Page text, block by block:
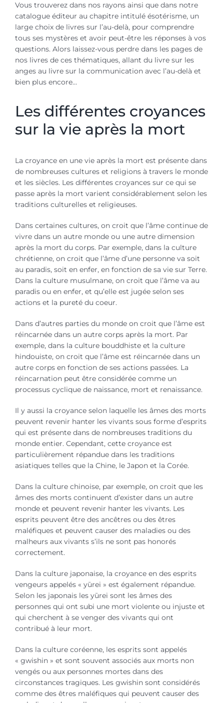
Vous trouverez dans nos rayons ainsi que dans notre
catalogue éditeur au chapitre intitulé ésotérisme, un
large choix de livres sur l’au-delà, pour comprendre
tous ses mystères et avoir peut-être les réponses à vos
questions. Alors laissez-vous perdre dans les pages de
nos livres de ces thématiques, allant du livre sur les
anges au livre sur la communication avec l’au-delà et
bien plus encore…
Les différentes croyances
sur la vie après la mort
La croyance en une vie après la mort est présente dans
de nombreuses cultures et religions à travers le monde
et les siècles. Les différentes croyances sur ce qui se
passe après la mort varient considérablement selon les
traditions culturelles et religieuses.
Dans certaines cultures, on croit que l’âme continue de
vivre dans un autre monde ou une autre dimension
après la mort du corps. Par exemple, dans la culture
chrétienne, on croit que l’âme d’une personne va soit
au paradis, soit en enfer, en fonction de sa vie sur Terre.
Dans la culture musulmane, on croit que l’âme va au
paradis ou en enfer, et qu’elle est jugée selon ses
actions et la pureté du coeur.
Dans d’autres parties du monde on croit que l’âme est
réincarnée dans un autre corps après la mort. Par
exemple, dans la culture bouddhiste et la culture
hindouiste, on croit que l’âme est réincarnée dans un
autre corps en fonction de ses actions passées. La
réincarnation peut être considérée comme un
processus cyclique de naissance, mort et renaissance.
Il y aussi la croyance selon laquelle les âmes des morts
peuvent revenir hanter les vivants sous forme d’esprits
qui est présente dans de nombreuses traditions du
monde entier. Cependant, cette croyance est
particulièrement répandue dans les traditions
asiatiques telles que la Chine, le Japon et la Corée.
Dans la culture chinoise, par exemple, on croit que les
âmes des morts continuent d’exister dans un autre
monde et peuvent revenir hanter les vivants. Les
esprits peuvent être des ancêtres ou des êtres
maléfiques et peuvent causer des maladies ou des
malheurs aux vivants s’ils ne sont pas honorés
correctement.
Dans la culture japonaise, la croyance en des esprits
vengeurs appelés « yūrei » est également répandue.
Selon les japonais les yūrei sont les âmes des
personnes qui ont subi une mort violente ou injuste et
qui cherchent à se venger des vivants qui ont
contribué à leur mort.
Dans la culture coréenne, les esprits sont appelés
« gwishin » et sont souvent associés aux morts non
vengés ou aux personnes mortes dans des
circonstances tragiques. Les gwishin sont considérés
comme des êtres maléfiques qui peuvent causer des